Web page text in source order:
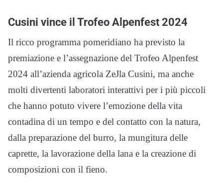
Cusini vince il Trofeo Alpenfest 2024
Il ricco programma pomeridiano ha previsto la
premiazione e l’assegnazione del Trofeo Alpenfest
2024 all’azienda agricola ZeJla Cusini, ma anche
molti divertenti laboratori interattivi per i più piccoli
che hanno potuto vivere l’emozione della vita
contadina di un tempo e del contatto con la natura,
dalla preparazione del burro, la mungitura delle
caprette, la lavorazione della lana e la creazione di
composizioni con il fieno.